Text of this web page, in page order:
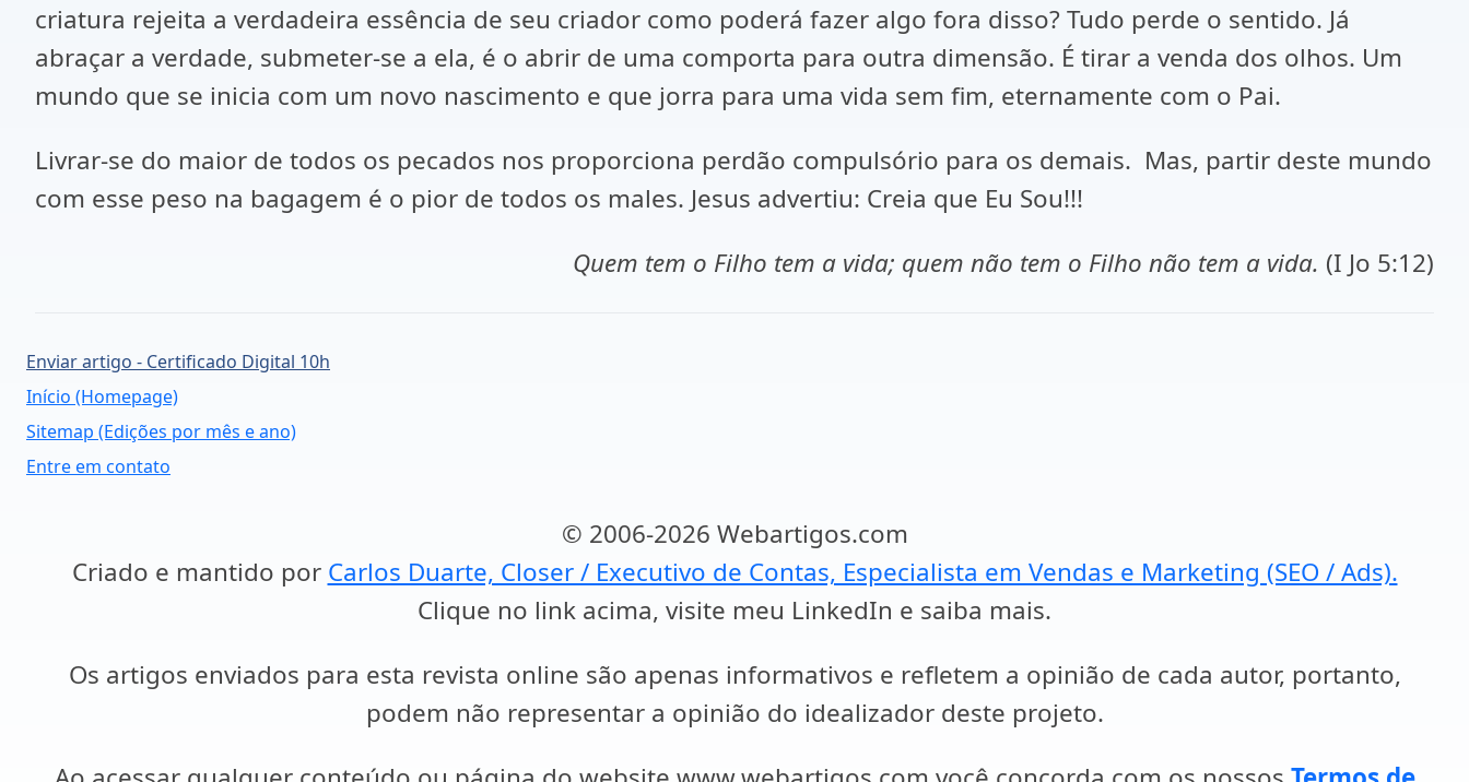
criatura rejeita a verdadeira essência de seu criador como poderá fazer algo fora disso? Tudo perde o sentido. Já
abraçar a verdade, submeter-se a ela, é o abrir de uma comporta para outra dimensão. É tirar a venda dos olhos. Um
mundo que se inicia com um novo nascimento e que jorra para uma vida sem fim, eternamente com o Pai.
Livrar-se do maior de todos os pecados nos proporciona perdão compulsório para os demais. Mas, partir deste mundo
com esse peso na bagagem é o pior de todos os males. Jesus advertiu: Creia que Eu Sou!!!
Quem tem o Filho tem a vida; quem não tem o Filho não tem a vida. (I Jo 5:12)
Enviar artigo - Certificado Digital 10h
Início (Homepage)
Sitemap (Edições por mês e ano)
Entre em contato
© 2006-2026 Webartigos.com
Criado e mantido por Carlos Duarte, Closer / Executivo de Contas, Especialista em Vendas e Marketing (SEO / Ads).
Clique no link acima, visite meu LinkedIn e saiba mais.
Os artigos enviados para esta revista online são apenas informativos e refletem a opinião de cada autor, portanto,
podem não representar a opinião do idealizador deste projeto.